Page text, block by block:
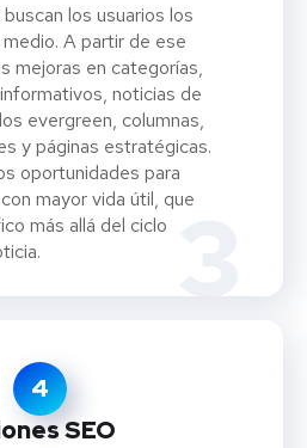
los usuarios los
A partir de ese
mejoras en categorías,
noticias de
evergreen, columnas,
y páginas estratégicas.
oportunidades para
mayor vida útil, que
más allá del ciclo
4
SEO